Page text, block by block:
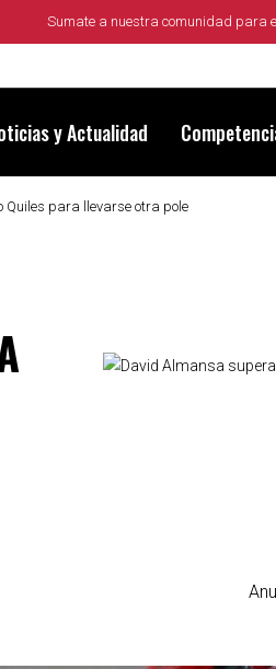
Sumate a nuestra comunidad para
y Actualidad
para llevarse otra pole